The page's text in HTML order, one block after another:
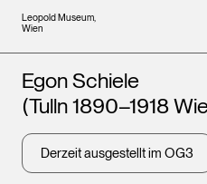
Leopold Museum,
Wien
Künstler*innen
Egon Schiele
(Tulln 1890–1918
Derzeit ausgestellt im OG3